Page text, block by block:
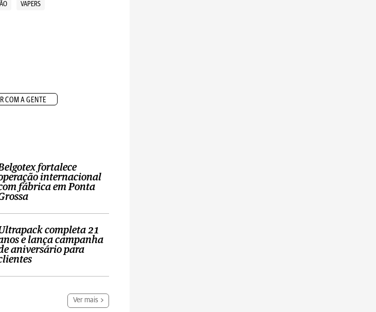
VAPERS
COM A GENTE
fortalece
internacional
fábrica em Ponta
completa 21
e lança campanha
aniversário para
Ver mais